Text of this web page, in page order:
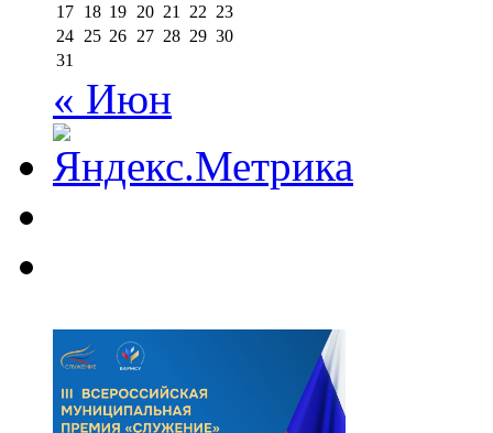
17 18 19 20 21 22 23
24 25 26 27 28 29 30
31
« Июн